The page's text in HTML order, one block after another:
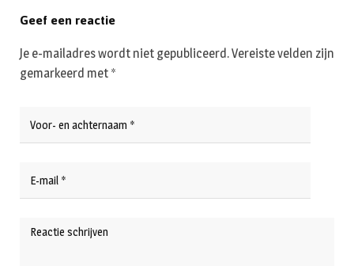
Geef een reactie
Je e-mailadres wordt niet gepubliceerd.Vereiste velden zijn
gemarkeerd met *